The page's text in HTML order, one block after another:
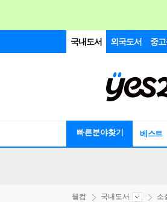
국내도서 외국도서 중
빠른분야찾기 베스트
웰컴 국내도서 소